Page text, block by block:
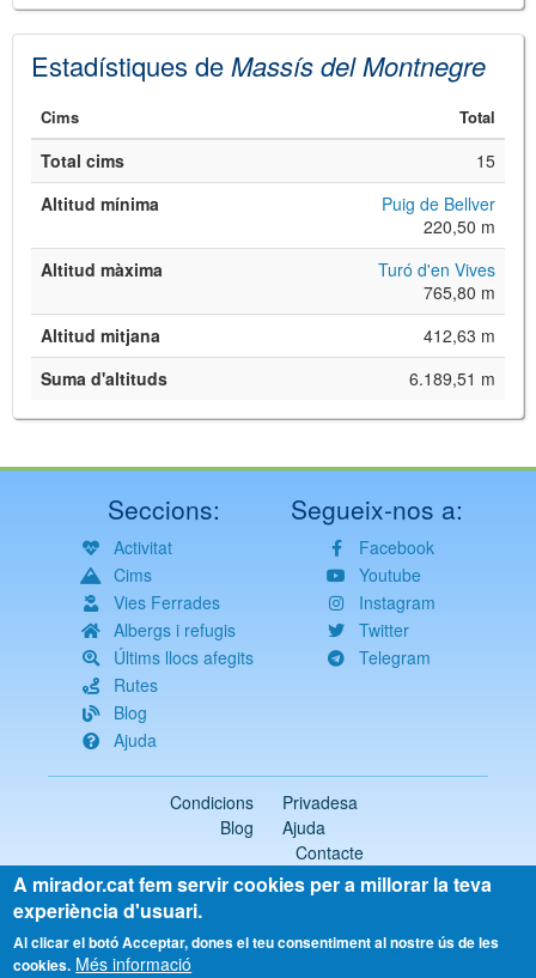
Estadístiques deMassís del Montnegre
Cims Total
Total cims
15
Altitud mínima
Puig de Bellver
220,50 m
Altitud màxima
Turó d'en Vives
765,80 m
Altitud mitjana
412,63 m
Suma d'altituds
6.189,51 m
Seccions:
Activitat
Cims
Vies Ferrades
Albergs i refugis
Últims llocs afegits
Rutes
Blog
Ajuda
Segueix-nos a:
Facebook
Youtube
Instagram
Twitter
Telegram
Condicions
Privadesa
Blog
Ajuda
Contacte
2018-2026 ©mirador.cat
Tots els drets reservats
Select
A mirador.cat fem servir cookies per a millorar la teva
experiència d'usuari.
Al clicar el botó Acceptar, dones el teu consentiment al nostre ús de les
cookies. Més informació